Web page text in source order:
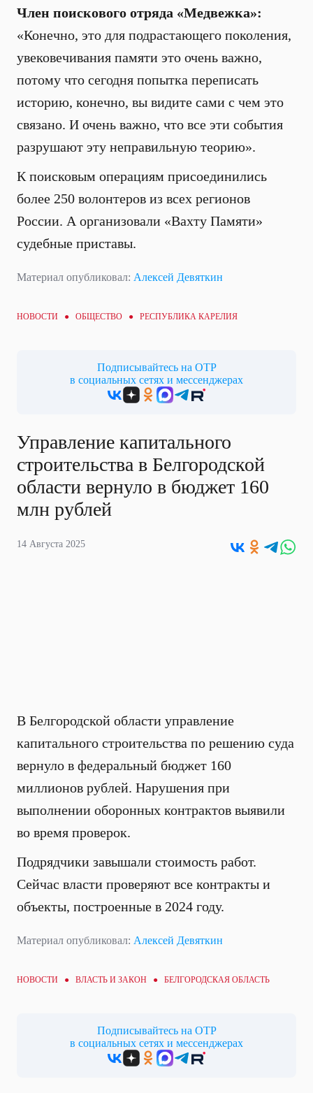
Член поискового отряда «Медвежка»:
«Конечно, это для подрастающего поколения,
увековечивания памяти это очень важно,
потому что сегодня попытка переписать
историю, конечно, вы видите сами с чем это
связано. И очень важно, что все эти события
разрушают эту неправильную теорию».
К поисковым операциям присоединились
более 250 волонтеров из всех регионов
России. А организовали «Вахту Памяти»
судебные приставы.
Материал опубликовал: Алексей Девяткин
НОВОСТИ ● ОБЩЕСТВО ● РЕСПУБЛИКА КАРЕЛИЯ
Подписывайтесь на ОТР
в социальных сетях и мессенджерах
Управление капитального
строительства в Белгородской
области вернуло в бюджет 160
млн рублей
14 Августа 2025
В Белгородской области управление
капитального строительства по решению суда
вернуло в федеральный бюджет 160
миллионов рублей. Нарушения при
выполнении оборонных контрактов выявили
во время проверок.
Подрядчики завышали стоимость работ.
Сейчас власти проверяют все контракты и
объекты, построенные в 2024 году.
Материал опубликовал: Алексей Девяткин
НОВОСТИ ● ВЛАСТЬ И ЗАКОН ● БЕЛГОРОДСКАЯ ОБЛАСТЬ
Подписывайтесь на ОТР
в социальных сетях и мессенджерах